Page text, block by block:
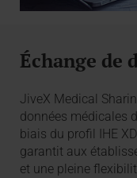
Échange de
JiveX Medical
données médicales
biais du profil IHE
garantit aux
et une pleine